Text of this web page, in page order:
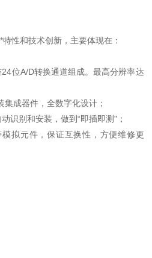
性和技术创新，主要体现在：
位A/D转换通道组成。最高分辨率达
成器件，全数字化设计；
识别和安装，做到“即插即测"；
拟元件，保证互换性，方便维修更